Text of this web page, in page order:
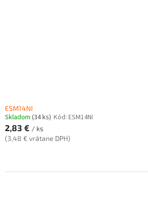
ESM14NI
Skladom (34 ks) Kód: ESM14NI
2,83 € / ks
(3,48 € vrátane DPH)